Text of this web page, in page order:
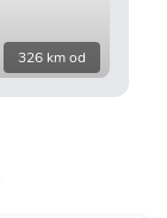
326 km od